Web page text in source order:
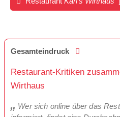
Gesamteindruck
Restaurant-Kritiken
Wirthaus
Wer sich online über das